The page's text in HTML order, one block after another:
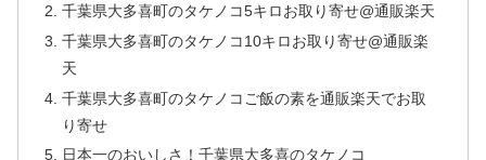
千葉県大多喜町のタケノコ5キロお取り寄せ@通販楽天
千葉県大多喜町のタケノコ10キロお取り寄せ@通販楽
天
千葉県大多喜町のタケノコご飯の素を通販楽天でお取
り寄せ
日本一のおいしさ！千葉県大多喜のタケノコ